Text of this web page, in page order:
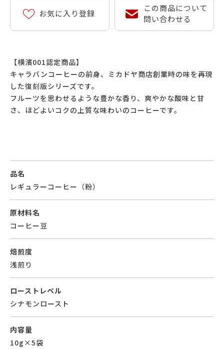
お気に入り登録
この商品について
問い合わせる
【横濱001認定商品】
キャラバンコーヒーの前身、ミカドヤ商店創業時の味を再現
した復刻版シリーズです。
フルーツを思わせるような豊かな香り、爽やかな酸味と甘
さ、ほどよいコクの上質な味わいのコーヒーです。
品名
レギュラーコーヒー（粉）
原材料名
コーヒー豆
焙煎度
浅煎り
ローストレベル
シナモンロースト
内容量
10g×5袋